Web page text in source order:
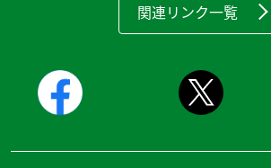
関連リンク一覧